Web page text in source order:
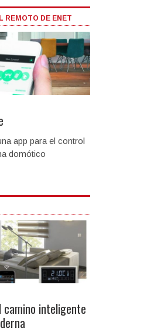
REMOTO DE ENET
app para el control
domótico
camino inteligente